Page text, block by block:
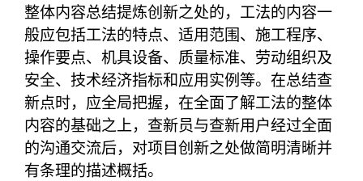
整体内容总结提炼创新之处的，工法的内容一
般应包括工法的特点、适用范围、施工程序、
操作要点、机具设备、质量标准、劳动组织及
安全、技术经济指标和应用实例等。在总结查
新点时，应全局把握，在全面了解工法的整体
内容的基础之上，查新员与查新用户经过全面
的沟通交流后，对项目创新之处做简明清晰并
有条理的描述概括。